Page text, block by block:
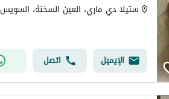
ستيلا دي ماري، العين السخنة، السويس
الإيميل اتصل